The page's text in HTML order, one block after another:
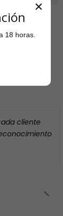
cliente
✕
18 horas.